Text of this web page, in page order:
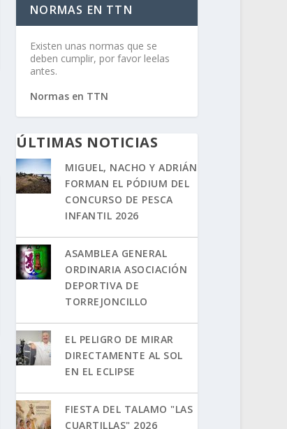
NORMAS EN TTN
Existen unas normas que se
deben cumplir, por favor leelas
antes.
Normas en TTN
ÚLTIMAS NOTICIAS
MIGUEL, NACHO Y ADRIÁN
FORMAN EL PÓDIUM DEL
CONCURSO DE PESCA
INFANTIL 2026
ASAMBLEA GENERAL
ORDINARIA ASOCIACIÓN
DEPORTIVA DE
TORREJONCILLO
EL PELIGRO DE MIRAR
DIRECTAMENTE AL SOL
EN EL ECLIPSE
FIESTA DEL TALAMO "LAS
CUARTILLAS" 2026